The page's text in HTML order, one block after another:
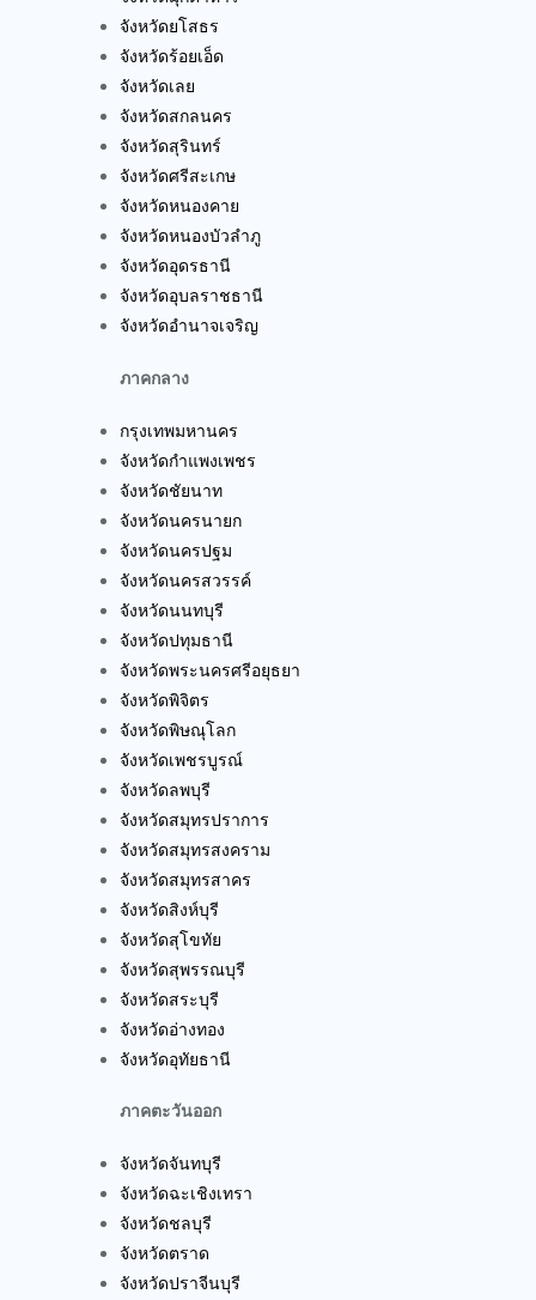
จังหวัดยโสธร
จังหวัดร้อยเอ็ด
จังหวัดเลย
จังหวัดสกลนคร
จังหวัดสุรินทร์
จังหวัดศรีสะเกษ
จังหวัดหนองคาย
จังหวัดหนองบัวลำภู
จังหวัดอุดรธานี
จังหวัดอุบลราชธานี
จังหวัดอำนาจเจริญ
ภาคกลาง
กรุงเทพมหานคร
จังหวัดกำแพงเพชร
จังหวัดชัยนาท
จังหวัดนครนายก
จังหวัดนครปฐม
จังหวัดนครสวรรค์
จังหวัดนนทบุรี
จังหวัดปทุมธานี
จังหวัดพระนครศรีอยุธยา
จังหวัดพิจิตร
จังหวัดพิษณุโลก
จังหวัดเพชรบูรณ์
จังหวัดลพบุรี
จังหวัดสมุทรปราการ
จังหวัดสมุทรสงคราม
จังหวัดสมุทรสาคร
จังหวัดสิงห์บุรี
จังหวัดสุโขทัย
จังหวัดสุพรรณบุรี
จังหวัดสระบุรี
จังหวัดอ่างทอง
จังหวัดอุทัยธานี
ภาคตะวันออก
จังหวัดจันทบุรี
จังหวัดฉะเชิงเทรา
จังหวัดชลบุรี
จังหวัดตราด
จังหวัดปราจีนบุรี